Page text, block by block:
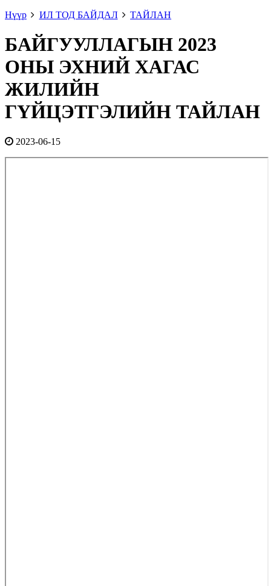
Нүүр
ИЛ ТОД БАЙДАЛ ТАЙЛАН
БАЙГУУЛЛАГЫН 2023
ОНЫ ЭХНИЙ ХАГАС
ЖИЛИЙН
ГҮЙЦЭТГЭЛИЙН ТАЙЛАН
2023-06-15